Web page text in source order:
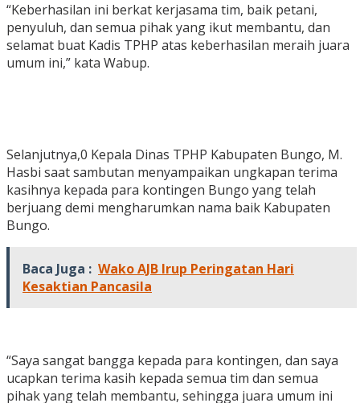
“Keberhasilan ini berkat kerjasama tim, baik petani,
penyuluh, dan semua pihak yang ikut membantu, dan
selamat buat Kadis TPHP atas keberhasilan meraih juara
umum ini,” kata Wabup.
Selanjutnya,0 Kepala Dinas TPHP Kabupaten Bungo, M.
Hasbi saat sambutan menyampaikan ungkapan terima
kasihnya kepada para kontingen Bungo yang telah
berjuang demi mengharumkan nama baik Kabupaten
Bungo.
Baca Juga : Wako AJB Irup Peringatan Hari
Kesaktian Pancasila
“Saya sangat bangga kepada para kontingen, dan saya
ucapkan terima kasih kepada semua tim dan semua
pihak yang telah membantu, sehingga juara umum ini